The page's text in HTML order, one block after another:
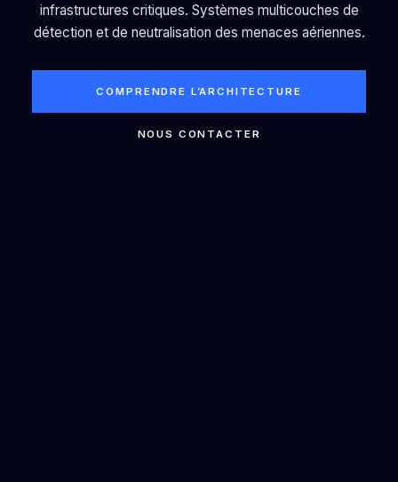
infrastructures critiques. Systèmes multicouches de
détection et de neutralisation des menaces aériennes.
COMPRENDRE L’ARCHITECTURE
NOUS CONTACTER